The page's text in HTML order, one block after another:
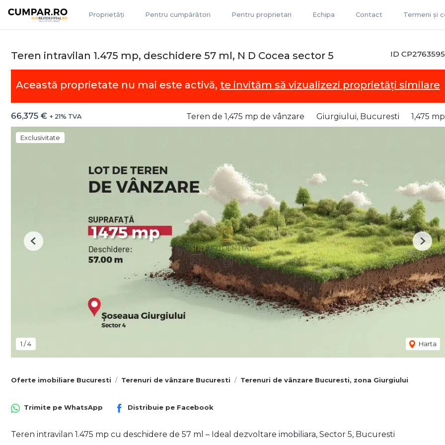
Proprietăți Pentru cumpărători Pentru proprietari Echipa Contact Termeni și
ID CP2763595
Teren intravilan 1.475 mp, deschidere 57 ml, N D Cocea sector 5
Această proprietate nu mai este activă, te invităm să vizualizezi proprietăți similare
66,375 € + 21% TVA Teren de 1,475 mp de vânzare Giurgiului, Bucuresti 1,475 mp
Exclusivitate
1 /4 Harta
Previous Next
Oferte imobiliare Bucuresti Terenuri de vânzare Bucuresti Terenuri de vânzare Bucuresti, zona Giurgiului
Trimite pe WhatsApp Distribuie pe Facebook
Teren intravilan 1.475 mp cu deschidere de 57 ml – Ideal dezvoltare imobiliara, Sector 5, Bucuresti